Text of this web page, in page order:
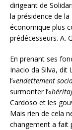
dirigeant de
la présidence de
économique plus
prédécesseurs. A.
En prenant ses
Inacio da Silva, dit
l’«endettement
surmonter l’
Cardoso et les
Mais rien de cela
changement a fait